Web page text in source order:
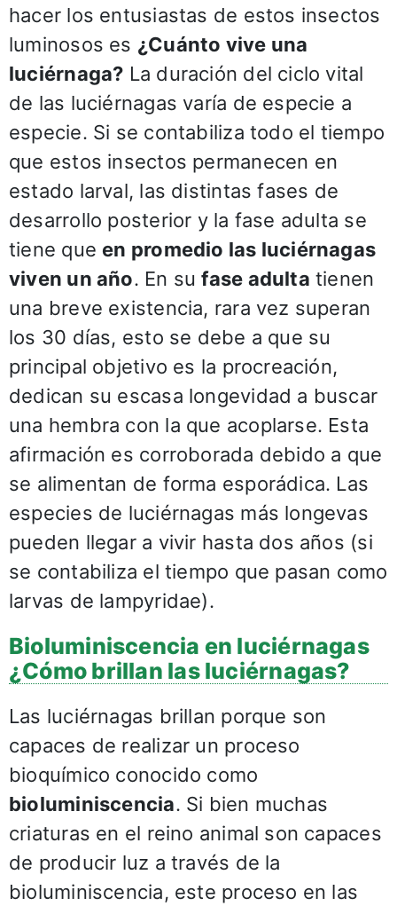
hacer los entusiastas de estos insectos
luminosos es ¿Cuánto vive una
luciérnaga? La duración del ciclo vital
de las luciérnagas varía de especie a
especie. Si se contabiliza todo el tiempo
que estos insectos permanecen en
estado larval, las distintas fases de
desarrollo posterior y la fase adulta se
tiene que en promedio las luciérnagas
viven un año. En sufase adulta tienen
una breve existencia, rara vez superan
los 30 días, esto se debe a que su
principal objetivo es la procreación,
dedican su escasa longevidad a buscar
una hembra con la que acoplarse. Esta
afirmación es corroborada debido a que
se alimentan de forma esporádica. Las
especies de luciérnagas más longevas
pueden llegar a vivir hasta dos años (si
se contabiliza el tiempo que pasan como
larvas de lampyridae).
Bioluminiscencia en luciérnagas
¿Cómo brillan las luciérnagas?
Las luciérnagas brillan porque son
capaces de realizar un proceso
bioquímico conocido como
bioluminiscencia. Si bien muchas
criaturas en el reino animal son capaces
de producir luz a través de la
bioluminiscencia, este proceso en las